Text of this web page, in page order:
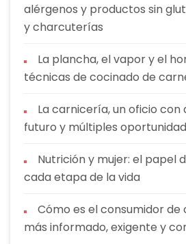
alérgenos y productos sin
y charcuterías
La plancha, el vapor y el
técnicas de cocinado de
La carnicería, un oficio
futuro y múltiples
Nutrición y mujer: el papel
cada etapa de la vida
Cómo es el consumidor de
más informado, exigente y